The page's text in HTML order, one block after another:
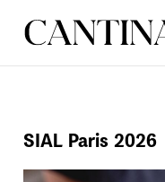
ΣΥΝΤΑΓΕΣ
SIAL Paris 2026